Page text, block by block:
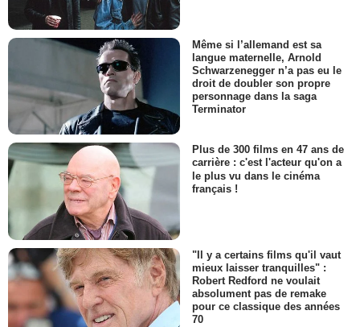
Même si l’allemand est sa
langue maternelle, Arnold
Schwarzenegger n’a pas eu le
droit de doubler son propre
personnage dans la saga
Terminator
Plus de 300 films en 47 ans de
carrière : c'est l'acteur qu'on a
le plus vu dans le cinéma
français !
"Il y a certains films qu'il vaut
mieux laisser tranquilles" :
Robert Redford ne voulait
absolument pas de remake
pour ce classique des années
70